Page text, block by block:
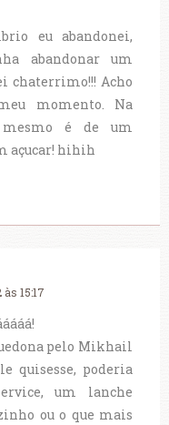
eu abandonei,
abandonar um
chaterrimo!!! Acho
momento. Na
mesmo é de um
açucar! hihih
15:17
pelo Mikhail
quisesse, poderia
um lanche
ou o que mais